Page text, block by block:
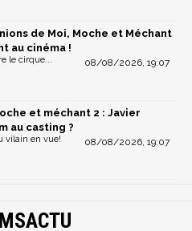
de Moi, Moche et Méchant
au cinéma !
08/08/2026, 19:07
le cirque...
et méchant 2 : Javier
au casting ?
08/08/2026, 19:07
vilain en vue!